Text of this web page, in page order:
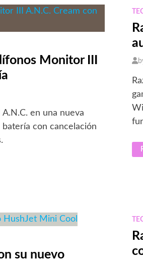
Monitor III
en una nueva
con cancelación
su nuevo